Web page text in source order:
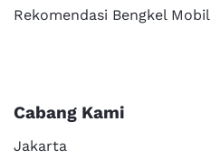
Rekomendasi Bengkel Mobil
Cabang Kami
Jakarta